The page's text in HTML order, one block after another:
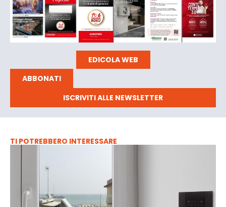
EDICOLA WEB
ABBONATI
ISCRIVITI ALLE NEWSLETTER
TI POTREBBERO INTERESSARE